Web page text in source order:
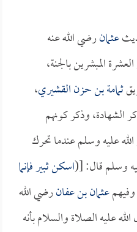
عثمانرضي الله عنه
المبشرين بالجنة،
ثمامة بن حزن القشيري،
الشهادة، وذكر كونهم
عليه وسلم عندما تحرك
وسلم قال: [(اسكن ثبير فإنما
عثمان بن عفانرضي الله
عليه الصلاة والسلام بأنه